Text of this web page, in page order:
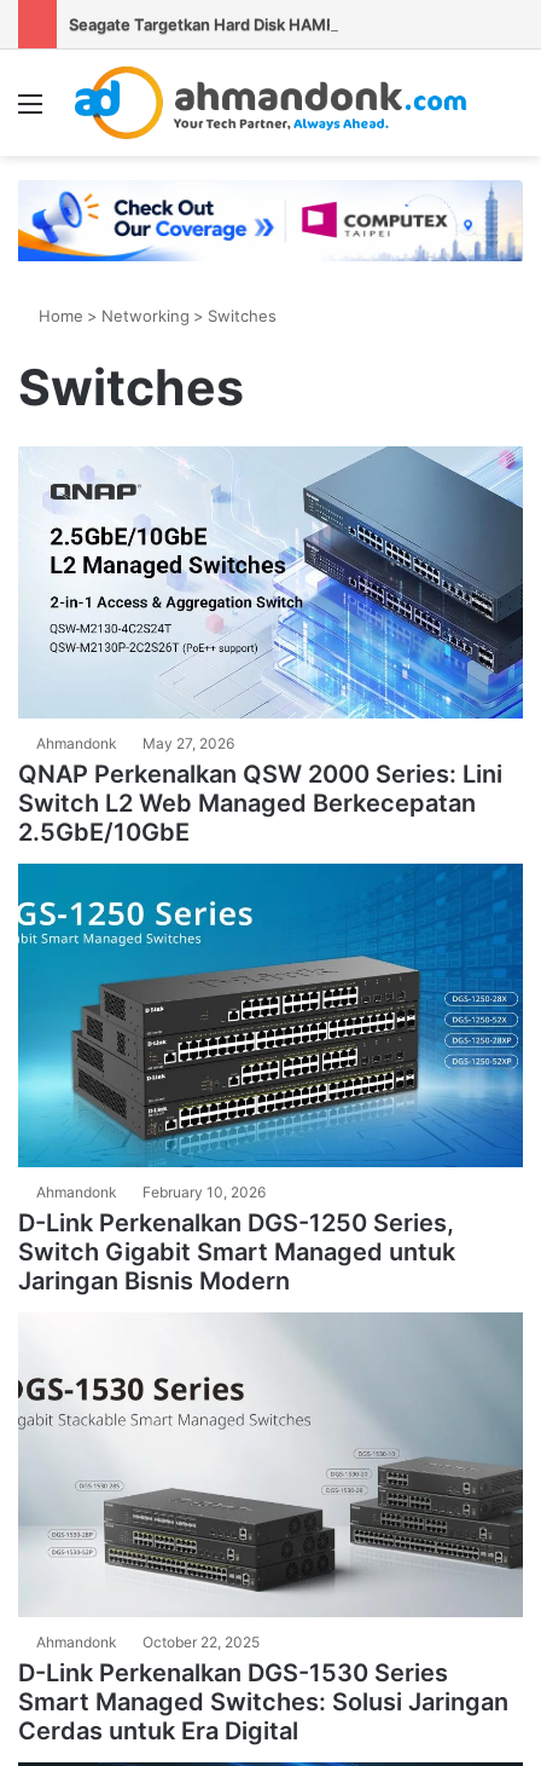
Menu
Home > Networking > Switches
Switches
Ahmandonk May 27, 2026
QNAP Perkenalkan QSW 2000 Series: Lini
Switch L2 Web Managed Berkecepatan
2.5GbE/10GbE
Ahmandonk February 10, 2026
D-Link Perkenalkan DGS-1250 Series,
Switch Gigabit Smart Managed untuk
Jaringan Bisnis Modern
Ahmandonk October 22, 2025
D-Link Perkenalkan DGS-1530 Series
Smart Managed Switches: Solusi Jaringan
Cerdas untuk Era Digital